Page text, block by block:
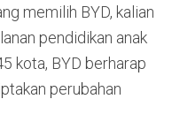
memilih BYD, kalian
pendidikan anak
kota, BYD berharap
perubahan